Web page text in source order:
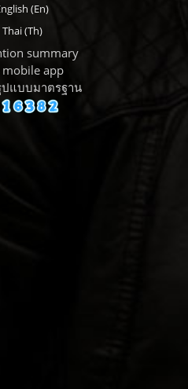
‎(en)‎
Thai ‎(th)‎
summary
mobile app
ปแบบมาตรฐาน